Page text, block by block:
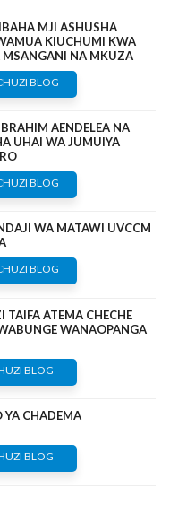
MJI ASHUSHA
KIUCHUMI KWA
MSANGANI NA MKUZA
BLOG
AENDELEA NA
UHAI WA JUMUIYA
BLOG
WA MATAWI UVCCM
BLOG
ATEMA CHECHE
WANAOPANGA
BLOG
CHADEMA
BLOG